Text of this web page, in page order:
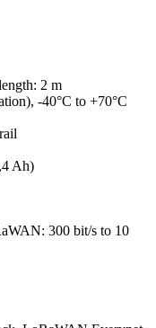
2 m
-40°C to +70°C
Ah)
300 bit/s to 10